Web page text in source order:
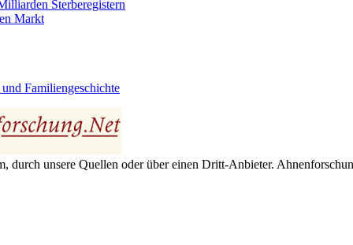
Sterberegistern
Markt
Familiengeschichte
unsere Quellen oder über einen Dritt-Anbieter.